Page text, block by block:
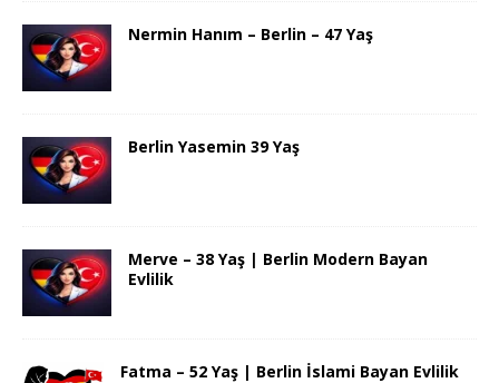
Nermin Hanım – Berlin – 47 Yaş
Berlin Yasemin 39 Yaş
Merve – 38 Yaş | Berlin Modern Bayan
Evlilik
Fatma – 52 Yaş | Berlin İslami Bayan Evlilik